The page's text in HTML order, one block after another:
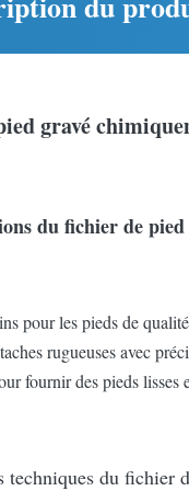
gravé
du fichier de pied
pour les pieds de
rugueuses avec
fournir des pieds lisses
techniques du fichier